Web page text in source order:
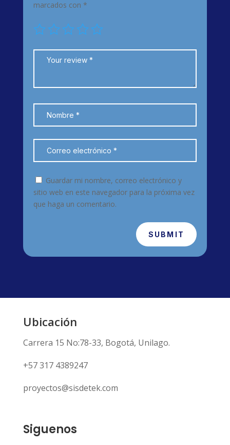
marcados con *
Guardar mi nombre, correo electrónico y
sitio web en este navegador para la próxima vez
que haga un comentario.
SUBMIT
Ubicación
Carrera 15 No:78-33, Bogotá, Unilago.
+57 317 4389247
proyectos@sisdetek.com
Siguenos